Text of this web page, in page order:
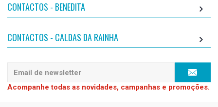
CONTACTOS - BENEDITA
CONTACTOS - CALDAS DA RAINHA
Acompanhe todas as novidades, campanhas e promoções.